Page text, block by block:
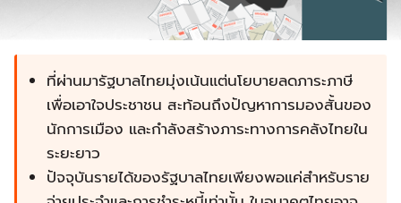
ที่ผ่านมารัฐบาลไทยมุ่งเน้นแต่นโยบายลดภาระภาษี
เพื่อเอาใจประชาชน สะท้อนถึงปัญหาการมองสั้นของ
นักการเมือง และกำลังสร้างภาระทางการคลังไทยใน
ระยะยาว
ปัจจุบันรายได้ของรัฐบาลไทยเพียงพอแค่สำหรับราย